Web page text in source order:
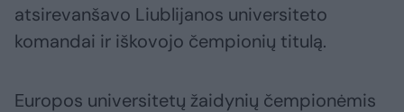
atsirevanšavo Liublijanos universiteto
komandai ir iškovojo čempionių titulą.
Europos universitetų žaidynių čempionėmis